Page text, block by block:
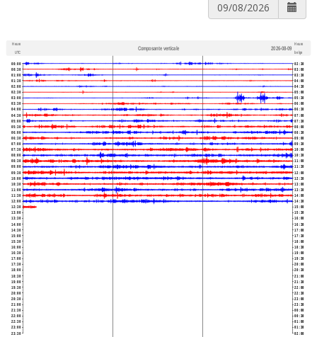
Heure
UTC
Composante verticale 2026-08-09
Heure
belge
00:00
00:30
01:00
01:30
02:00
02:30
03:00
03:30
04:00
04:30
05:00
05:30
06:00
06:30
07:00
07:30
08:00
08:30
09:00
09:30
10:00
10:30
11:00
11:30
12:00
12:30
13:00
13:30
14:00
14:30
15:00
15:30
16:00
16:30
17:00
17:30
18:00
18:30
19:00
19:30
20:00
20:30
21:00
21:30
22:00
22:30
23:00
23:30
02:30
03:00
03:30
04:00
04:30
05:00
05:30
06:00
06:30
07:00
07:30
08:00
08:30
09:00
09:30
10:00
10:30
11:00
11:30
12:00
12:30
13:00
13:30
14:00
14:30
15:00
15:30
16:00
16:30
17:00
17:30
18:00
18:30
19:00
19:30
20:00
20:30
21:00
21:30
22:00
22:30
23:00
23:30
00:00
00:30
01:00
01:30
02:00